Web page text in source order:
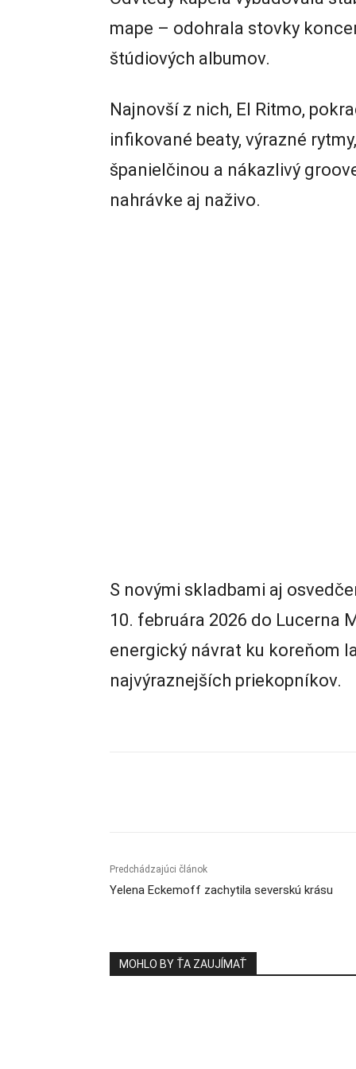
mape – odohrala stovky
štúdiových albumov.
Najnovší z nich, El Ritmo,
infikované beaty, výrazné
španielčinou a nákazlivý
nahrávke aj naživo.
S novými skladbami aj
10. februára 2026 do Lucerna
energický návrat ku koreňom
najvýraznejších priekopníkov.
Predchádzajúci článok
Yelena Eckemoff zachytila severskú krásu
MOHLO BY ŤA ZAUJÍMAŤ